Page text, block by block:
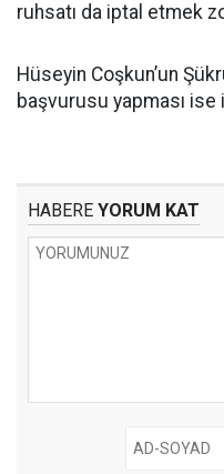
ruhsatı da iptal etmek
Hüseyin Coşkun’un
başvurusu yapması
HABERE YORUM KAT